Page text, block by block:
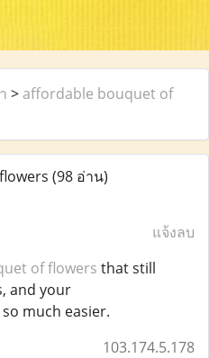
> affordable bouquet of
(98 อ่าน)
แจ้งลบ
of flowers that still
and your
much easier.
103.174.5.178